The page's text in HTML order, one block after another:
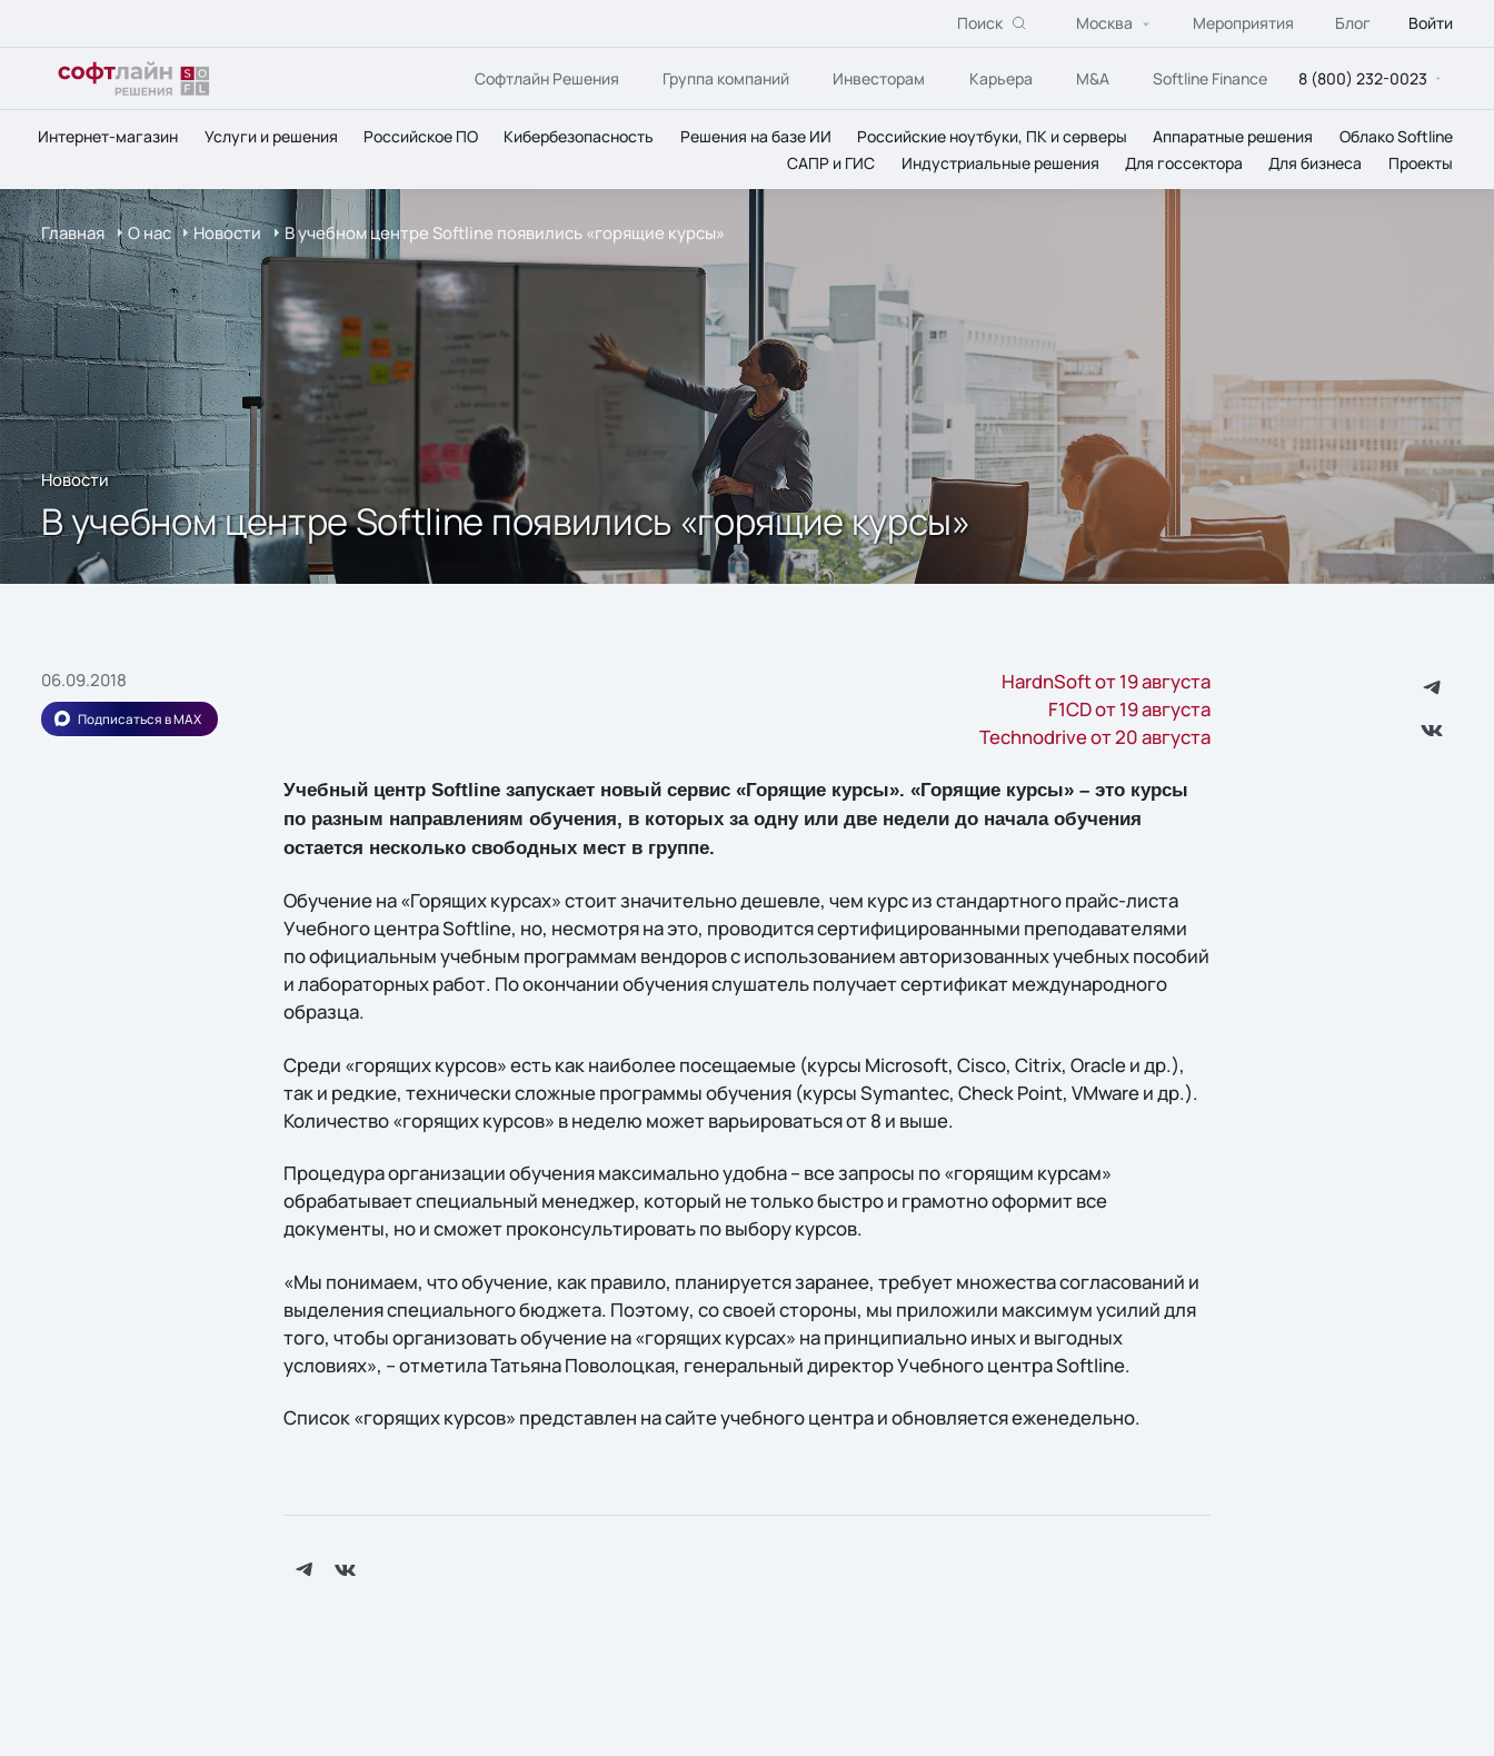
Поиск Москва Мероприятия Блог Войти
Софтлайн Решения Группа компаний Инвесторам Карьера M&A Softline Finance 8 (800) 232-0023
Интернет-магазин Услуги и решения Российское ПО Кибербезопасность Решения на базе ИИ Российские ноутбуки, ПК и серверы Аппаратные решения
Облако Softline
САПР и ГИС
Индустриальные решения Для госсектора Для бизнеса Проекты
Главная О нас Новости В учебном центре Softline появились «горящие курсы»
Новости
В учебном центре Softline появились «горящие курсы»
06.09.2018
Подписаться в MAX
HardnSoft от 19 августа
F1CD от 19 августа
Technodrive от 20 августа
Учебный центр Softline запускает новый сервис «Горящие курсы». «Горящие курсы» – это курсы
по разным направлениям обучения, в которых за одну или две недели до начала обучения
остается несколько свободных мест в группе.
Обучение на «Горящих курсах» стоит значительно дешевле, чем курс из стандартного прайс-листа
Учебного центра Softline, но, несмотря на это, проводится сертифицированными преподавателями
по официальным учебным программам вендоров с использованием авторизованных учебных пособий
и лабораторных работ. По окончании обучения слушатель получает сертификат международного
образца.
Среди «горящих курсов» есть как наиболее посещаемые (курсы Microsoft, Cisco, Citrix, Oracle и др.),
так и редкие, технически сложные программы обучения (курсы Symantec, Check Point, VMware и др.).
Количество «горящих курсов» в неделю может варьироваться от 8 и выше.
Процедура организации обучения максимально удобна – все запросы по «горящим курсам»
обрабатывает специальный менеджер, который не только быстро и грамотно оформит все
документы, но и сможет проконсультировать по выбору курсов.
«Мы понимаем, что обучение, как правило, планируется заранее, требует множества согласований и
выделения специального бюджета. Поэтому, со своей стороны, мы приложили максимум усилий для
того, чтобы организовать обучение на «горящих курсах» на принципиально иных и выгодных
условиях», – отметила Татьяна Поволоцкая, генеральный директор Учебного центра Softline.
Список «горящих курсов» представлен на сайте учебного центра и обновляется еженедельно.